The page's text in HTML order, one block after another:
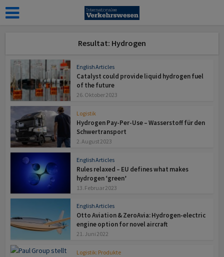
Resultat: Hydrogen
English Articles
Catalyst could provide liquid hydrogen fuel
of the future
26. Oktober 2023
Logistik
Hydrogen Pay-Per-Use – Wasserstoff für den
Schwertransport
2. August 2023
English Articles
Rules relaxed – EU defines what makes
hydrogen ‘green’
13. Februar 2023
English Articles
Otto Aviation & ZeroAvia: Hydrogen-electric
engine option for novel aircraft
21. Juni 2022
Logistik: Produkte